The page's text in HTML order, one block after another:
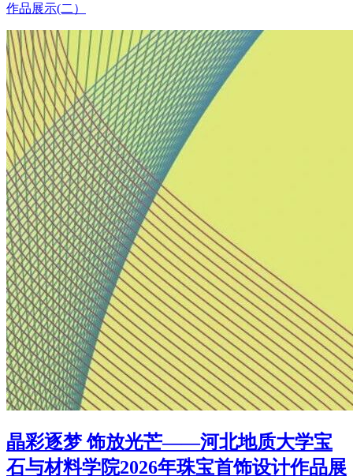
作品展示(二）
晶彩逐梦 饰放光芒——河北地质大学宝
石与材料学院2026年珠宝首饰设计作品展